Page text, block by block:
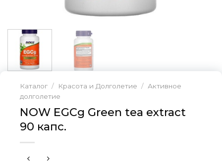
Каталог / Красота и Долголетие / Активное
долголетие
NOW EGCg Green tea extract
90 капс.